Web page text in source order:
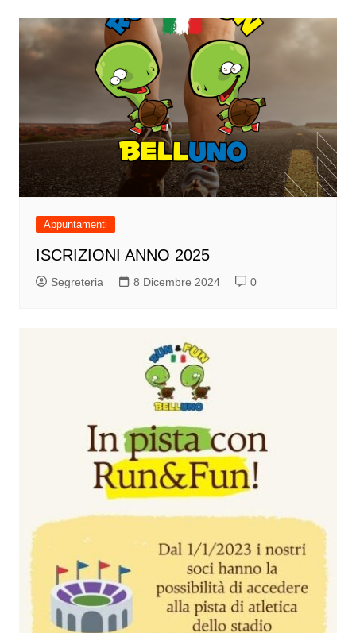
Appuntamenti
ISCRIZIONI ANNO 2025
Segreteria 8 Dicembre 2024 0